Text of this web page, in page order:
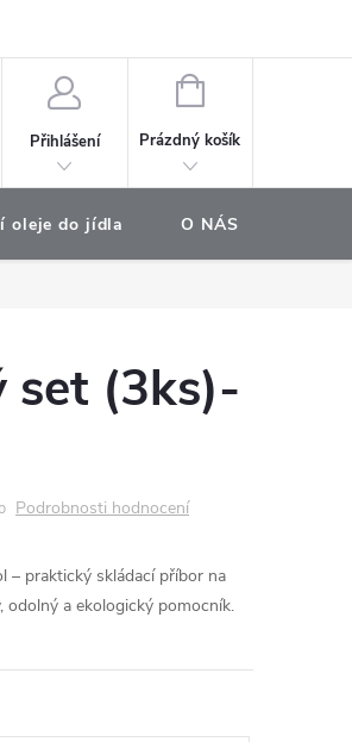
Přihlášení
NÁKUPNÍ
Prázdný košík
oleje do jídla O NÁS
set (3ks)-
Podrobnosti hodnocení
– praktický skládací příbor na
odolný a ekologický pomocník.